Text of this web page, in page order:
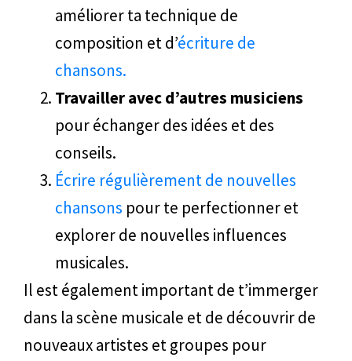
améliorer ta technique de
composition et d’écriture de
chansons.
Travailler avec d’autres musiciens
pour échanger des idées et des
conseils.
Écrire régulièrement de nouvelles
chansons pour te perfectionner et
explorer de nouvelles influences
musicales.
Il est également important de t’immerger
dans la scène musicale et de découvrir de
nouveaux artistes et groupes pour